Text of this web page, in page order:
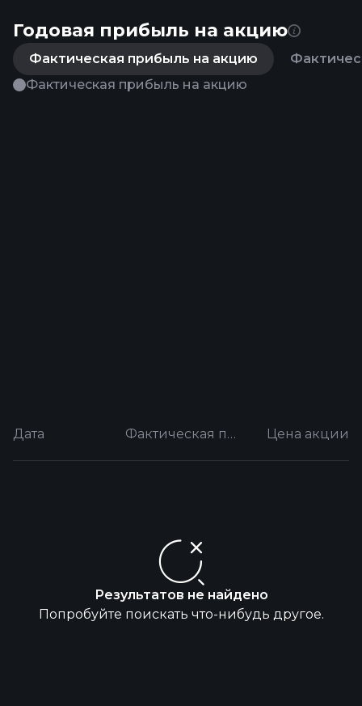
Годовая прибыль на акцию
Фактическая прибыль на акцию
Фактическая прибыль на акцию
Дата Фактическая прибыль на акцию Цена акции
Результатов не найдено
Попробуйте поискать что-нибудь другое.